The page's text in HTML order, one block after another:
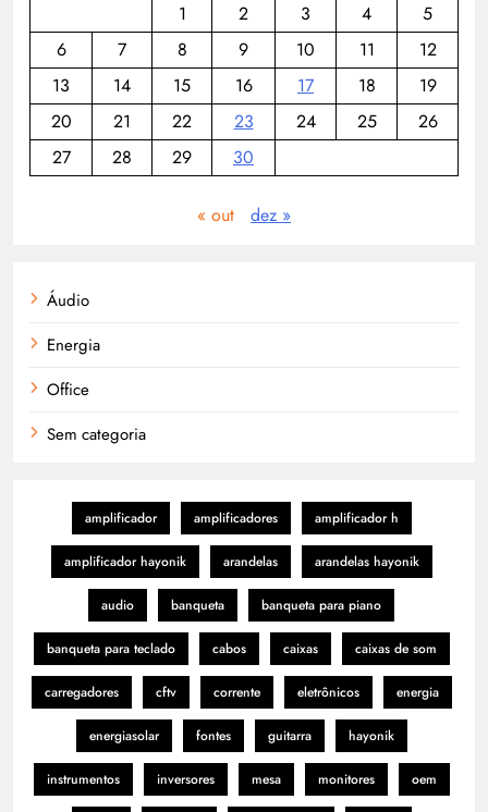
1
2 3 4
5
6
7 8 9 10 11
12
13
14 15 16 17 18
19
20
21 22 23 24 25
26
27
28 29 30
« out dez »
Áudio
Energia
Office
Sem categoria
amplificador amplificadores amplificador h
amplificador hayonik arandelas arandelas hayonik
audio banqueta banqueta para piano
banqueta para teclado cabos caixas caixas de som
carregadores cftv corrente eletrônicos energia
energiasolar fontes guitarra hayonik
instrumentos inversores mesa monitores oem